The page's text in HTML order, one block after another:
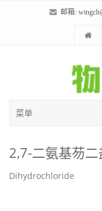
邮箱:
菜单
2,7-二氨基芴
Dihydrochloride